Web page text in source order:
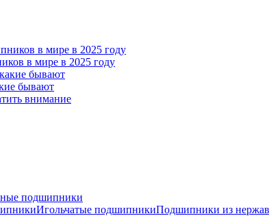
в мире в 2025 году
бывают
внимание
подшипники
Игольчатые подшипникиПодшипники из